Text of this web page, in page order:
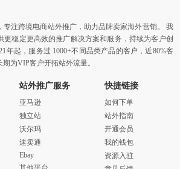
专注跨境电商站外推广，助力品牌卖家海外营销。 我
更稳定更高效的推广解决方案和服务，持续为客户创
年起，服务过 1000+不同品类产品的客户，近80%客
为VIP客户开拓站外流量。
站外推广服务
亚马逊
独立站
沃尔玛
速卖通
Ebay
快捷链接
如何下单
站外指南
开通会员
我的钱包
资源入驻